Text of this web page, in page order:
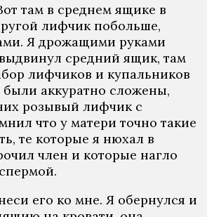
там в среднем ящике в
лифчик побольше,
Я дрожащими руками
средний ящик, там
лифчиков и купальников
аккуратно сложены,
розывый лифчик с
что у матери точно такие
те которые я нюхал в
член и которые нагло
его ко мне. Я обернулся и